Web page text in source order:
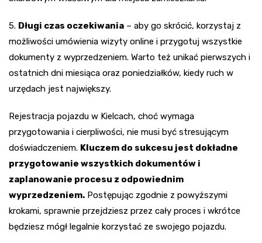
5. Długi czas oczekiwania – aby go skrócić, korzystaj z
możliwości umówienia wizyty online i przygotuj wszystkie
dokumenty z wyprzedzeniem. Warto też unikać pierwszych i
ostatnich dni miesiąca oraz poniedziałków, kiedy ruch w
urzędach jest największy.
Rejestracja pojazdu w Kielcach, choć wymaga
przygotowania i cierpliwości, nie musi być stresującym
doświadczeniem. Kluczem do sukcesu jest dokładne
przygotowanie wszystkich dokumentów i
zaplanowanie procesu z odpowiednim
wyprzedzeniem. Postępując zgodnie z powyższymi
krokami, sprawnie przejdziesz przez cały proces i wkrótce
będziesz mógł legalnie korzystać ze swojego pojazdu.